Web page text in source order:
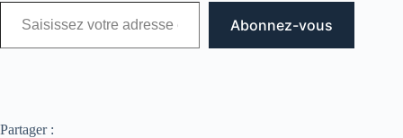
Abonnez-vous
Partager :